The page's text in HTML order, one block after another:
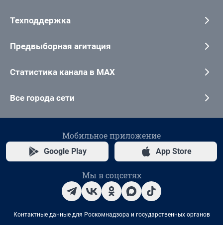
Техподдержка
Предвыборная агитация
Статистика канала в MAX
Все города сети
Мобильное приложение
Google Play App Store
Мы в соцсетях
Контактные данные для Роскомнадзора и государственных органов